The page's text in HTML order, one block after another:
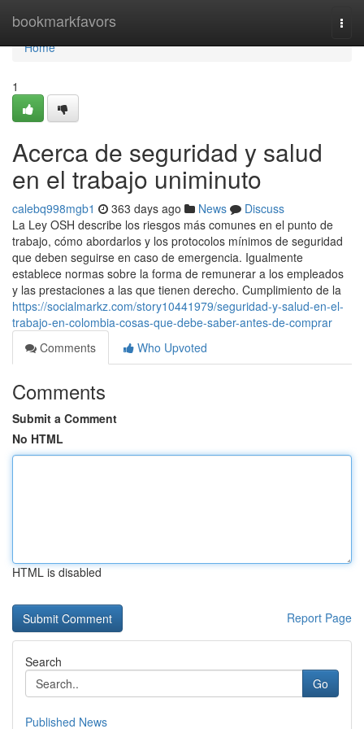
bookmarkfavors
Home
Home
1
Acerca de seguridad y salud
en el trabajo uniminuto
calebq998mgb1 363 days ago News
Discuss
La Ley OSH describe los riesgos más comunes en el punto de
trabajo, cómo abordarlos y los protocolos mínimos de seguridad
que deben seguirse en caso de emergencia. Igualmente
establece normas sobre la forma de remunerar a los empleados
y las prestaciones a las que tienen derecho. Cumplimiento de la
https://socialmarkz.com/story10441979/seguridad-y-salud-en-el-
trabajo-en-colombia-cosas-que-debe-saber-antes-de-comprar
Comments
Who Upvoted
Comments
Submit a Comment
No HTML
HTML is disabled
Report Page
Search
Go
Published News